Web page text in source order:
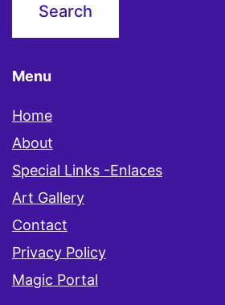
Menu
Home
About
Special Links -Enlaces
Art Gallery
Contact
Privacy Policy
Magic Portal